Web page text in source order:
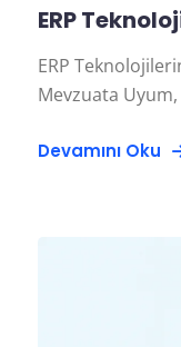
ERP
ERP
Mevzuata Uyum,
Devamını Oku